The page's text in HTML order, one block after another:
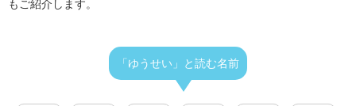
もご紹介します。
「ゆうせい」と読む名前